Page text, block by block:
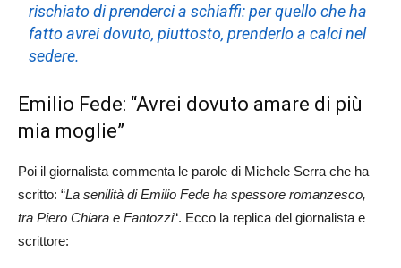
rischiato di prenderci a schiaffi: per quello che ha
fatto avrei dovuto, piuttosto, prenderlo a calci nel
sedere.
Emilio Fede: “Avrei dovuto amare di più
mia moglie”
Poi il giornalista commenta le parole di Michele Serra che ha
scritto: “La senilità di Emilio Fede ha spessore romanzesco,
tra Piero Chiara e Fantozzi“. Ecco la replica del giornalista e
scrittore: